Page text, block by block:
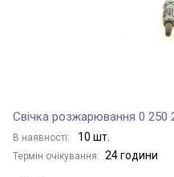
Свічка розжарювання 0 250
В наявності: 10 шт.
Термін очікування: 24 години